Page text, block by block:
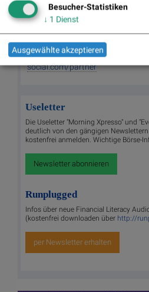
Briefen,
>> Besuchen Sie 55 weitere
social.com/partner
Useletter
Die Useletter "Morning Xpresso" und
deutlich von den gängigen Newslettern
kostenfrei anmelden. Wichtige Börse-
Newsletter abonnieren
Runplugged
Infos über neue Financial Literacy
(kostenfrei downloaden über http://
per Newsletter erhalten
Besucher-Statistiken
↓ 1 Dienst
Ausgewählte akzeptieren